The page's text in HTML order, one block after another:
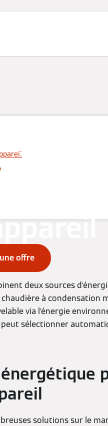
–
offre
deux sources
à condensation
via l'énergie
sélectionner
solutions sur le